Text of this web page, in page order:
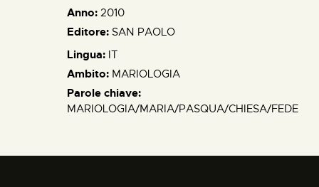
Anno: 2010
Editore: SAN PAOLO
Lingua: IT
Ambito: MARIOLOGIA
Parole chiave:
MARIOLOGIA/MARIA/PASQUA/CHIESA/FEDE